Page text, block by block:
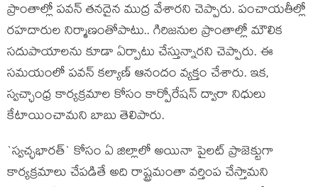
ప్రాంతాల్లో ప‌వ‌న్ త‌న‌దైన ముద్ర వేశార‌ని చెప్పారు. పంచాయ‌తీల్లో
ర‌హ‌దారుల నిర్మాణంతోపాటు.. గిరిజ‌నుల ప్రాంతాల్లో మౌలిక
స‌దుపాయాల‌ను కూడా ఏర్పాటు చేస్తున్నారని చెప్పారు. ఈ
స‌మ‌యంలో ప‌వ‌న్ క‌ల్యాణ్ ఆనందం వ్య‌క్తం చేశారు. ఇక,
స్వచ్ఛాంధ్ర కార్యక్రమాల కోసం కార్పోరేషన్ ద్వారా నిధులు
కేటాయించామ‌ని బాబు తెలిపారు.
`స్వచ్ఛభారత్` కోసం ఏ జిల్లాలో అయినా పైలట్ ప్రాజెక్టుగా
కార్యక్రమాలు చేపడితే అది రాష్ట్రమంతా వర్తింప చేస్తామ‌ని